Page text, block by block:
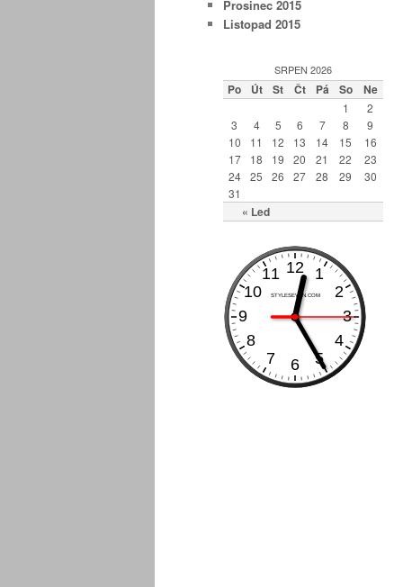
Prosinec 2015
Listopad 2015
SRPEN 2026
Po Út St Čt Pá So Ne
« Led
1
2
3
4 5 6 7 8
9
10
11 12 13 14 15
16
17
18 19 20 21 22
23
24
25 26 27 28 29
30
31